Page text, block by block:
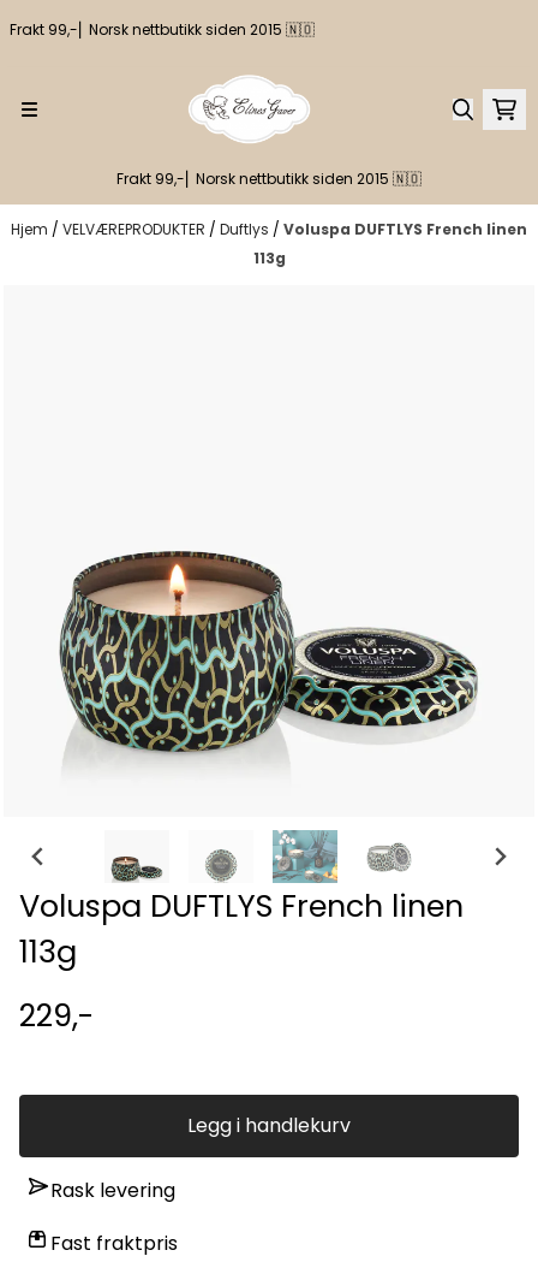
Hopp til innhold
Frakt 99,-⎢ Norsk nettbutikk siden 2015 🇳🇴
Frakt 99,-⎢ Norsk nettbutikk siden 2015 🇳🇴
Hjem / VELVÆREPRODUKTER / Duftlys / Voluspa DUFTLYS French linen
113g
Voluspa DUFTLYS French linen
113g
229,-
Legg i handlekurv
Rask levering
Fast fraktpris